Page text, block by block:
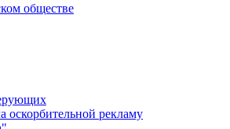
обществе
оскорбительной рекламу